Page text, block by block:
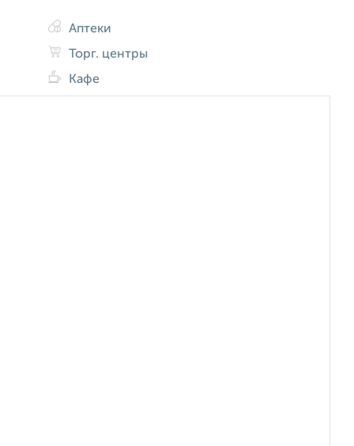
Аптеки
Торг. центры
Кафе